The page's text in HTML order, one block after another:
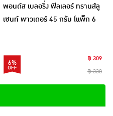
พอนด์ส เบลอริ่ง ฟิลเลอร์ ทรานส์ลู
เซนท์ พาวเดอร์ 45 กรัม (แพ็ก 6
6%
฿ 309
฿ 330